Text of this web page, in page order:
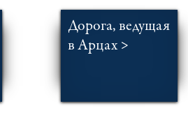
Дорога, ведущая
в Арцах >